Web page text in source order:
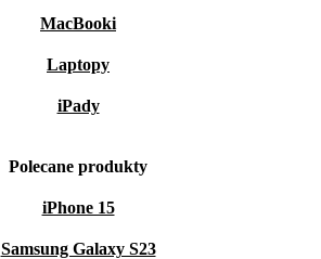
MacBooki
Laptopy
iPady
Polecane produkty
iPhone 15
Samsung Galaxy S23